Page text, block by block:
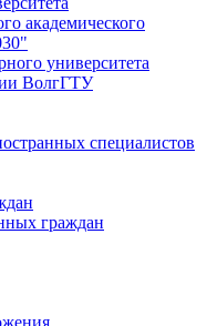
академического
университета
ВолгГТУ
специалистов
граждан